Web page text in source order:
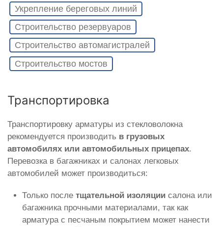
Укрепление береговых линий
Строительство резервуаров
Строительство автомагистралей
Строительство мостов
Транспортировка
Транспортировку арматуры из стекловолокна
рекомендуется производить в грузовых
автомобилях или автомобильных прицепах.
Перевозка в багажниках и салонах легковых
автомобилей может производиться:
Только после тщательной изоляции салона или
багажника прочными материалами, так как
арматура с песчаным покрытием может нанести